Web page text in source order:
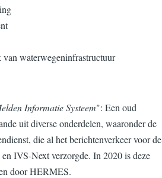
waterwegeninfrastructuur
Informatie Systeem": Een oud
uit diverse onderdelen, waaronder de
die al het berichtenverkeer voor de
IVS-Next verzorgde. In 2020 is deze
door HERMES.